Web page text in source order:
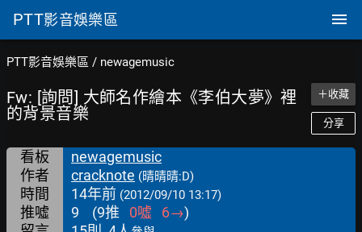
PTT影音娛樂區
PTT影音娛樂區 / newagemusic
Fw: [詢問] 大師名作繪本《李伯大夢》裡
的背景音樂
＋收藏
分享
看板
newagemusic
作者
cracknote (晴晴晴:D)
時間 14年前 (2012/09/10 13:17)
推噓 9 (9推 0噓 6→)